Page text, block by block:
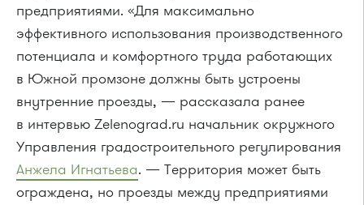
предприятиями. «Для максимально
эффективного использования производственного
потенциала и комфортного труда работающих
в Южной промзоне должны быть устроены
внутренние проезды, — рассказала ранее
в интервью Zelenograd.ru начальник окружного
Управления градостроительного регулирования
Анжела Игнатьева. — Территория может быть
ограждена, но проезды между предприятиями